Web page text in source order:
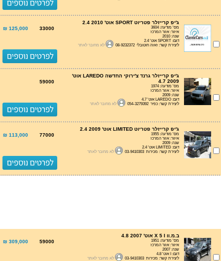
ג'יפ קרייזלר פטריוט SPORT אוט' 2.4 2010
מס' מודעה: 3604
איזור: אזור המרכז
שנה: 2010
דגם: SPORT אוט' 2.4
ליצירת קשר: זאזה חוטובלי 08-9232372
לא מחובר לאתר
33000
125,000 ₪
ג'יפ קרייזלר גרנד צ'ירוקי החדשה LAREDO אוט'
4.7 2009
מס' מודעה: 1974
איזור: אזור המרכז
שנה: 2009
דגם: LAREDO אוט' 4.7
ליצירת קשר: כפיר 054-3279392
לא מחובר לאתר
59000
ג'יפ קרייזלר פטריוט LIMITED אוט' 2.4 2009
מס' מודעה: 1955
איזור: אזור המרכז
שנה: 2009
דגם: LIMITED אוט' 2.4
ליצירת קשר: מכירות 03-9410303
לא מחובר לאתר
77000
113,000 ₪
ב.מ.וו X 5 I אוט' 4.8 2007
מס' מודעה: 1951
איזור: אזור המרכז
שנה: 2007
דגם: I אוט' 4.8
ליצירת קשר: מכירות 03-9410303
לא מחובר לאתר
59000
309,000 ₪